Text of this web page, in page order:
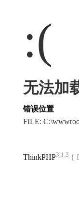
:(
无法加
错误位置
FILE:
ThinkPHP3.1.3 {